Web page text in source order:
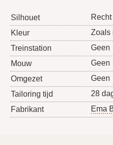
Silhouet
Kleur
Zoals
Treinstation
Geen
Mouw
Geen
Omgezet
Geen
Tailoring tijd
28
Fabrikant
Ema